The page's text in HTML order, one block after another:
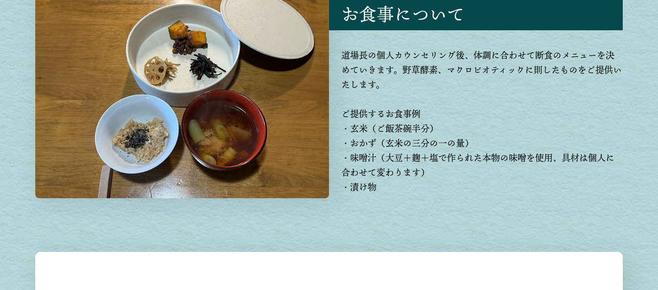
お食事について
道場長の個人カウンセリング後、体調に合わせて断食のメニューを決
めていきます。野草酵素、マクロビオティックに則したものをご提供い
たします。
ご提供するお食事例
・玄米（ご飯茶碗半分）
・おかず（玄米の三分の一の量）
・味噌汁（大豆＋麹＋塩で作られた本物の味噌を使用、具材は個人に
合わせて変わります）
・漬け物